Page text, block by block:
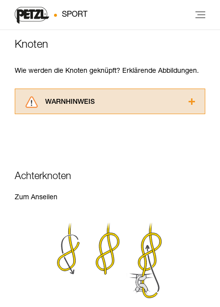
SPORT
Knoten
Wie werden die Knoten geknüpft? Erklärende Abbildungen.
WARNHINWEIS
Informationen richtig verstanden haben.
entsprechende Ausbildung und ein spezielles
Vorgang alleine sicher zu wiederholen, bevor
Sie ihn eigenständig durchführen.
Wir geben Beispiele für die mit Ihrer Aktivität
verbundenen Techniken. Möglicherweise gibt es
noch andere Techniken, die hier nicht
Achterknoten
Zum Anseilen